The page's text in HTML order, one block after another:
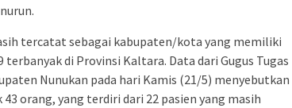
tercatat sebagai kabupaten/kota yang memiliki
di Provinsi Kaltara. Data dari Gugus Tugas
Nunukan pada hari Kamis (21/5) menyebutkan
orang, yang terdiri dari 22 pasien yang masih